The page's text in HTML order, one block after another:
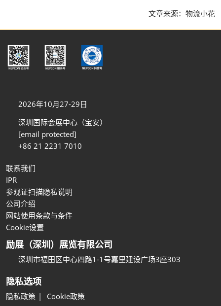
文章来源：物流小花
2026年10月27-29日
深圳国际会展中心（宝安）
[email protected]
+86 21 2231 7010
联系我们
IPR
参观证扫描隐私说明
公司介绍
网站使用条款与条件
Cookie设置
励展（深圳）展览有限公司
深圳市福田区中心四路1-1号嘉里建设广场3座303
隐私选项
隐私政策 Cookie政策